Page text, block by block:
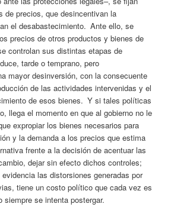
de precios, que desincentivan la
el desabastecimiento. Ante ello, se
precios de otros productos y bienes de
controlan sus distintas etapas de
tarde o temprano, pero
mayor desinversión, con la consecuente
de las actividades intervenidas y el
de esos bienes. Y si tales políticas
llega el momento en que al gobierno no le
expropiar los bienes necesarios para
y la demanda a los precios que estima
frente a la decisión de acentuar las
dejar sin efecto dichos controles;
las distorsiones generadas por
tiene un costo político que cada vez es
siempre se intenta postergar.